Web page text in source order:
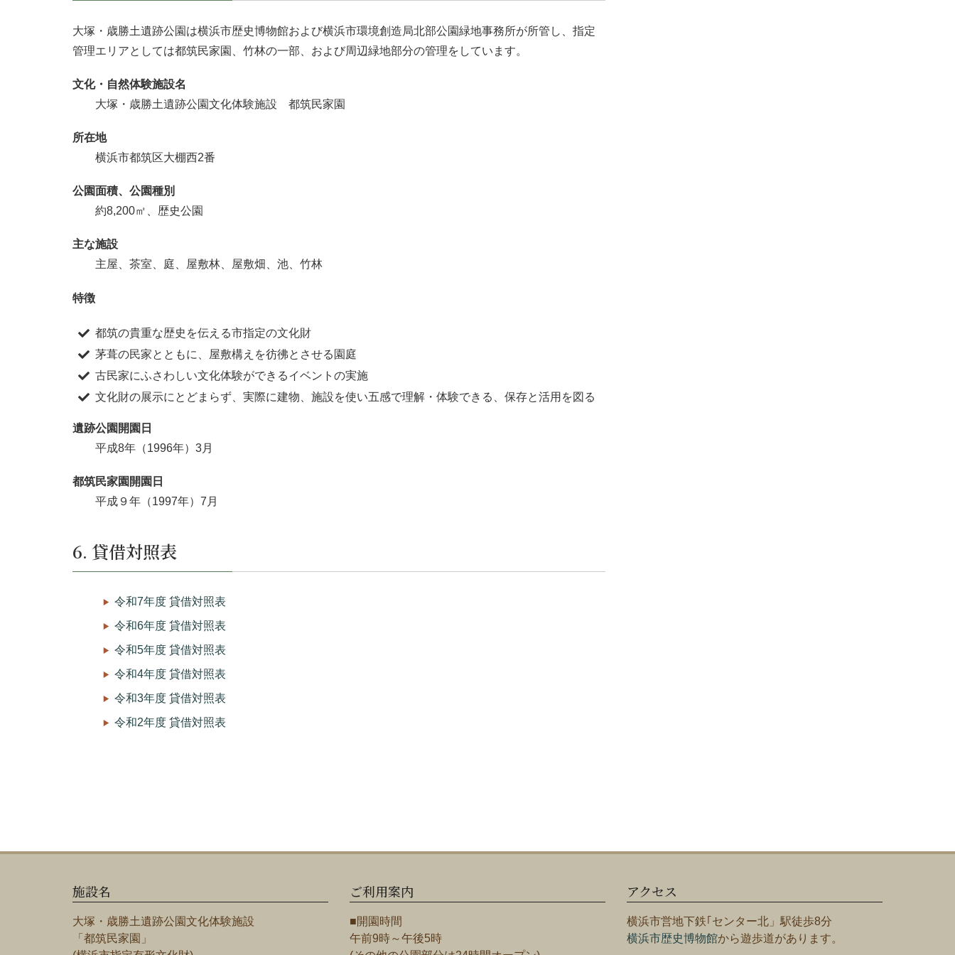
大塚・歳勝土遺跡公園は横浜市歴史博物館および横浜市環境創造局北部公園緑地事務所が所管し、指定
管理エリアとしては都筑民家園、竹林の一部、および周辺緑地部分の管理をしています。
文化・自然体験施設名
大塚・歳勝土遺跡公園文化体験施設 都筑民家園
所在地
横浜市都筑区大棚西2番
公園面積、公園種別
約8,200㎡、歴史公園
主な施設
主屋、茶室、庭、屋敷林、屋敷畑、池、竹林
特徴
都筑の貴重な歴史を伝える市指定の文化財
茅葺の民家とともに、屋敷構えを彷彿とさせる園庭
古民家にふさわしい文化体験ができるイベントの実施
文化財の展示にとどまらず、実際に建物、施設を使い五感で理解・体験できる、保存と活用を図る
遺跡公園開園日
平成8年（1996年）3月
都筑民家園開園日
平成９年（1997年）7月
6. 貸借対照表
令和7年度 貸借対照表
令和6年度 貸借対照表
令和5年度 貸借対照表
令和4年度 貸借対照表
令和3年度 貸借対照表
令和2年度 貸借対照表
施設名
大塚・歳勝土遺跡公園文化体験施設
「都筑民家園」
ご利用案内
■開園時間
午前9時～午後5時
アクセス
横浜市営地下鉄｢センター北」駅徒歩8分
横浜市歴史博物館から遊歩道があります。